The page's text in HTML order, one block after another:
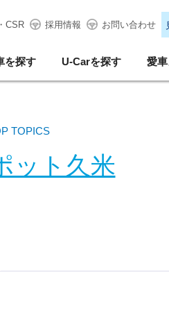
CSR 採用情報 お問い合わせ
を探す U-Carを探す 愛
TOPICS
ット久米